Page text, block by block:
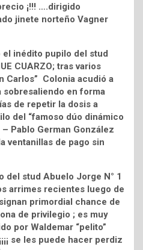
¡!!! ….dirigido
jinete norteño Vagner
el inédito pupilo del stud
CUARZO; tras varios
Carlos” Colonia acudió a
sobresaliendo en forma
de repetir la dosis a
del “famoso dúo dinámico
Pablo German González
ventanillas de pago sin
del stud Abuelo Jorge N° 1
arrimes recientes luego de
primordial chance de
de privilegio ; es muy
por Waldemar “pelito”
se les puede hacer perdiz